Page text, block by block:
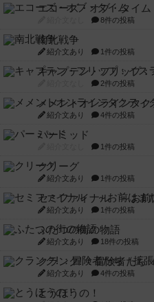
エコーズ・オブ・タイム
8件の投稿
南北戦争
紹介文あり 1件の投稿
キャプテン・フリップ
2件の投稿
メメントオンラインタク
紹介文あり 4件の投稿
パーミッド
1件の投稿
クリーグ
紹介文あり 1件の投稿
セミファイナル ～お前
紹介文あり 1件の投稿
ふたつの街の物語
紹介文あり 18件の投稿
クランク! ：冒険者たち
紹介文あり 4件の投稿
とうほうの！